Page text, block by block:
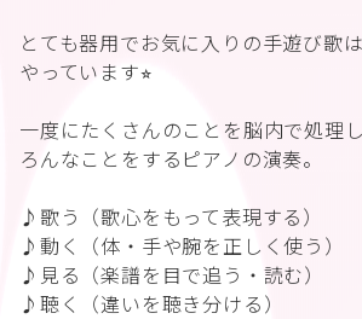
とても器用でお気に入りの手遊び歌
やっています⭐︎
一度にたくさんのことを脳内で処理
ろんなことをするピアノの演奏。
♪歌う（歌心をもって表現する）
♪動く（体・手や腕を正しく使う）
♪見る（楽譜を目で追う・読む）
♪聴く（違いを聴き分ける）